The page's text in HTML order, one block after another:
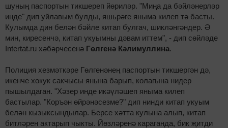
шуның паспортын тикшереп йөриләр. "Миңа да бәйләнерләр
инде" дип уйлавым булды, яшьрәге яныма килеп тә басты.
Кулымда дин белән бәйле китап булгач, шикләнгәндер. Ә
мин, киресенчә, китап укуымны дәвам иттем", - дип сөйләде
Intertat.ru хәбәрчесенә Гөлгенә Кәлимуллина.
Полиция хезмәткәре Гөлгенәнең паспортын тикшергән дә,
икенче хокук сакчысы янына барып, колагына нидер
пышылдаган. "Хәзер инде икәүләшеп яныма килеп
бастылар. "Коръән өйрәнәсезме?" дип нинди китап укуым
белән кызыксындылар. Берсе хәтта кулына алып, китап
битләрен актарып чыкты. Йөзләренә караганда, бик җитди